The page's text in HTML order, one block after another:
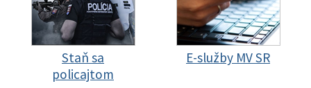
Staň sa
policajtom
E-služby MV SR